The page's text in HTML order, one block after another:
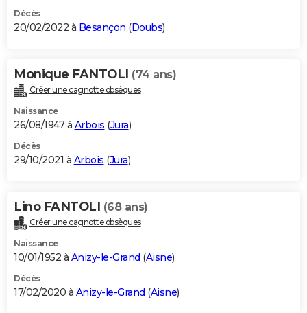
Décès
20/02/2022 à Besançon (Doubs)
Monique FANTOLI (74 ans)
Créer une cagnotte obsèques
Naissance
26/08/1947 à Arbois (Jura)
Décès
29/10/2021 à Arbois (Jura)
Lino FANTOLI (68 ans)
Créer une cagnotte obsèques
Naissance
10/01/1952 à Anizy-le-Grand (Aisne)
Décès
17/02/2020 à Anizy-le-Grand (Aisne)